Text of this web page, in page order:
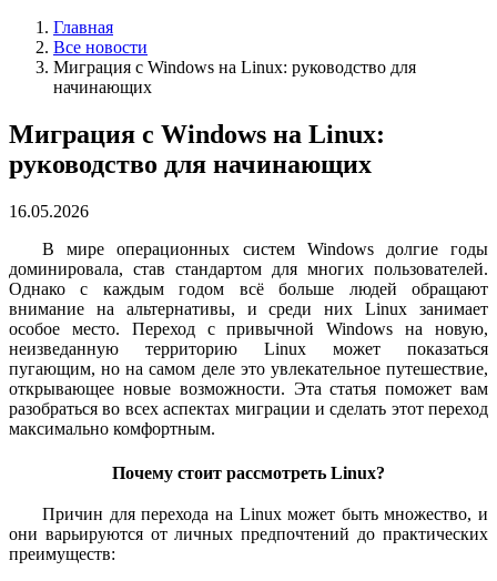
Главная
Все новости
Миграция с Windows на Linux: руководство для
начинающих
Миграция с Windows на Linux:
руководство для начинающих
16.05.2026
В мире операционных систем Windows долгие годы
доминировала, став стандартом для многих пользователей.
Однако с каждым годом всё больше людей обращают
внимание на альтернативы, и среди них Linux занимает
особое место. Переход с привычной Windows на новую,
неизведанную территорию Linux может показаться
пугающим, но на самом деле это увлекательное путешествие,
открывающее новые возможности. Эта статья поможет вам
разобраться во всех аспектах миграции и сделать этот переход
максимально комфортным.
Почему стоит рассмотреть Linux?
Причин для перехода на Linux может быть множество, и
они варьируются от личных предпочтений до практических
преимуществ: